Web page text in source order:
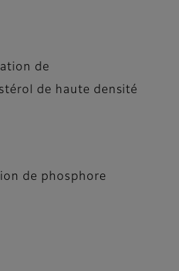
de
de haute densité
de phosphore